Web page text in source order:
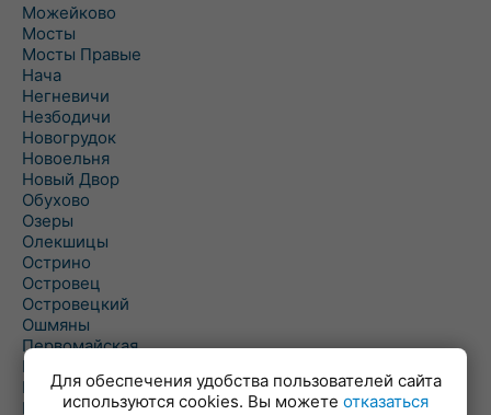
Можейково
Мосты
Мосты Правые
Нача
Негневичи
Незбодичи
Новогрудок
Новоельня
Новый Двор
Обухово
Озеры
Олекшицы
Острино
Островец
Островецкий
Ошмяны
Первомайская
Первомайский
Пески
Петревичи
Для обеспечения удобства пользователей сайта
используются cookies. Вы можете отказаться